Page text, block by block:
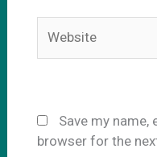
Save my name,
browser for the